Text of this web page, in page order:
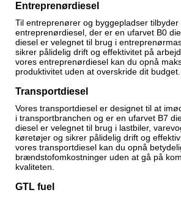
Entreprenørdiesel
Til entreprenører og byggepladser tilbyder
entreprenørdiesel, der er en ufarvet B0
diesel er velegnet til brug i
sikrer pålidelig drift og effektivitet på
vores entreprenørdiesel kan du opnå
produktivitet uden at overskride dit budget.
Transportdiesel
Vores transportdiesel er designet til at
i transportbranchen og er en ufarvet B7
diesel er velegnet til brug i lastbiler,
køretøjer og sikrer pålidelig drift og
vores transportdiesel kan du opnå
brændstofomkostninger uden at gå på
kvaliteten.
GTL fuel